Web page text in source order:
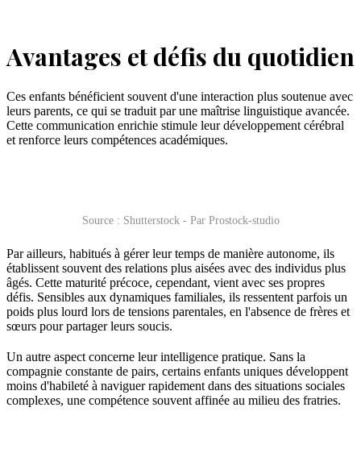
Avantages et défis du quotidien
Ces enfants bénéficient souvent d'une interaction plus soutenue avec
leurs parents, ce qui se traduit par une maîtrise linguistique avancée.
Cette communication enrichie stimule leur développement cérébral
et renforce leurs compétences académiques.
Source : Shutterstock - Par Prostock-studio
Par ailleurs, habitués à gérer leur temps de manière autonome, ils
établissent souvent des relations plus aisées avec des individus plus
âgés. Cette maturité précoce, cependant, vient avec ses propres
défis. Sensibles aux dynamiques familiales, ils ressentent parfois un
poids plus lourd lors de tensions parentales, en l'absence de frères et
sœurs pour partager leurs soucis.
Un autre aspect concerne leur intelligence pratique. Sans la
compagnie constante de pairs, certains enfants uniques développent
moins d'habileté à naviguer rapidement dans des situations sociales
complexes, une compétence souvent affinée au milieu des fratries.